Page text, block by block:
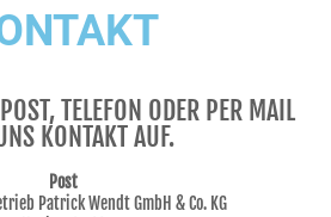
TELEFON ODER PER MAIL
KONTAKT AUF.
Post
Patrick Wendt GmbH & Co. KG